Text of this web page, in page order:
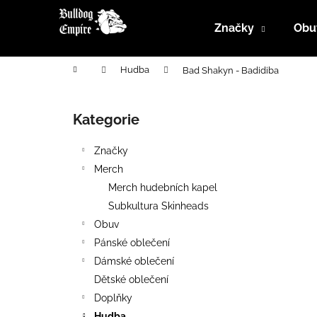
Značky
Domů Hudba Bad Shakyn - Badidiba
Přeskočit
kategorie
Kategorie
Značky
Merch
Merch hudebních kapel
Subkultura Skinheads
Obuv
Pánské oblečení
Dámské oblečení
Dětské oblečení
Doplňky
í
Zpět
do
Zpět
do